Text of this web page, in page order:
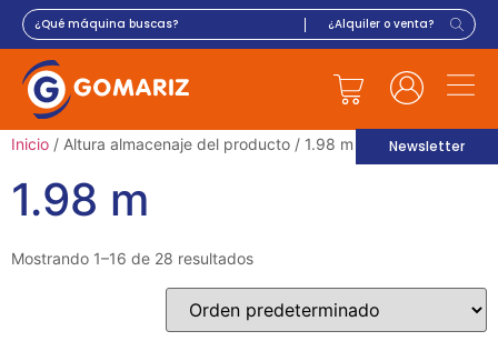
Newsletter
Inicio / Altura almacenaje del producto / 1.98 m
1.98 m
Mostrando 1–16 de 28 resultados